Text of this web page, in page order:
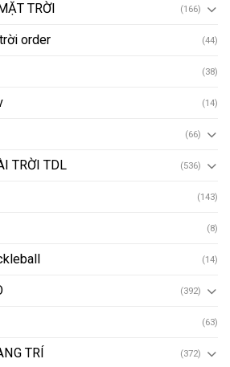
TRỜI (166)
order (44)
(38)
(14)
(66)
TRỜI TDL (536)
(143)
(8)
(14)
(392)
(63)
TRÍ (372)